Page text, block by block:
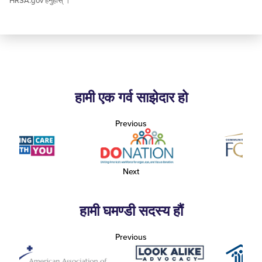
हामी एक गर्व साझेदार हो
Previous
Next
हामी घमण्डी सदस्य हौं
Previous